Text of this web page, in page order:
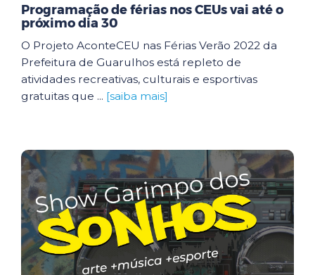
Programação de férias nos CEUs vai até o
próximo dia 30
O Projeto AconteCEU nas Férias Verão 2022 da
Prefeitura de Guarulhos está repleto de
atividades recreativas, culturais e esportivas
gratuitas que ... [saiba mais]